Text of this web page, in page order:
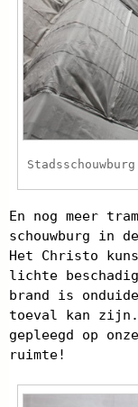
En nog meer
schouwburg in
Het Christo
lichte
brand is
toeval kan
gepleegd op
ruimte!